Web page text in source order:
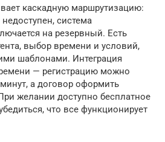
каскадную маршрутизацию:
система
на резервный. Есть
выбор времени и условий,
шаблонами. Интеграция
— регистрацию можно
а договор оформить
желании доступно бесплатное
что все функционирует